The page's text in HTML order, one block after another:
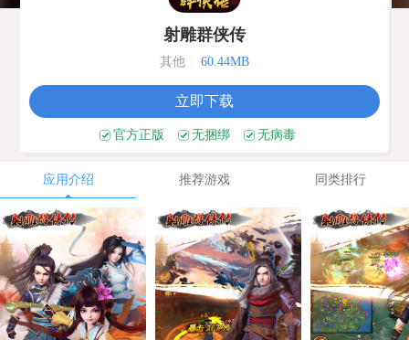
射雕群侠传
其他 60.44MB
立即下载
官方正版 无捆绑 无病毒
应用介绍 推荐游戏 同类排行